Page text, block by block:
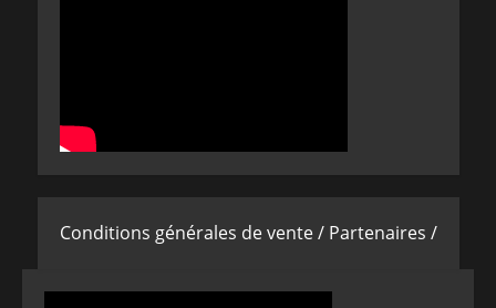
Conditions générales de vente / Partenaires /